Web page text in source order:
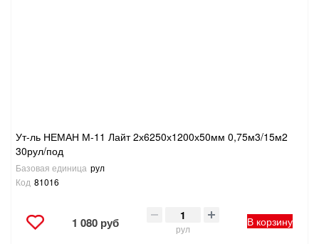
Ут-ль НЕМАН М-11 Лайт 2х6250х1200х50мм 0,75м3/15м2
30рул/под
Базовая единица рул
Код 81016
1 080 руб рул
В корзину